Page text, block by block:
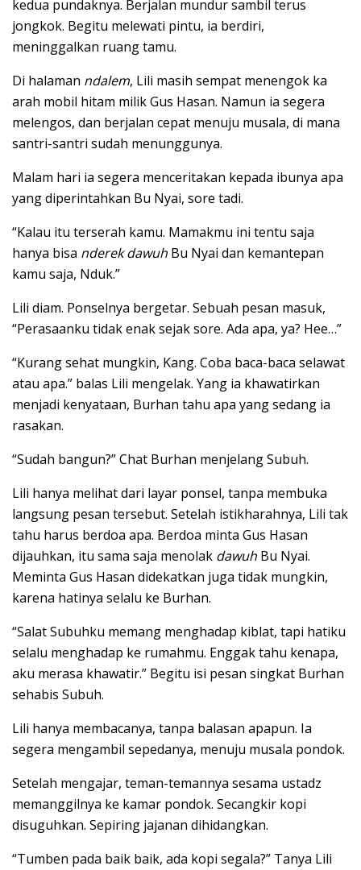
kedua pundaknya. Berjalan mundur sambil terus
jongkok. Begitu melewati pintu, ia berdiri,
meninggalkan ruang tamu.
Di halaman ndalem, Lili masih sempat menengok ka
arah mobil hitam milik Gus Hasan. Namun ia segera
melengos, dan berjalan cepat menuju musala, di mana
santri-santri sudah menunggunya.
Malam hari ia segera menceritakan kepada ibunya apa
yang diperintahkan Bu Nyai, sore tadi.
“Kalau itu terserah kamu. Mamakmu ini tentu saja
hanya bisa nderek dawuh Bu Nyai dan kemantepan
kamu saja, Nduk.”
Lili diam. Ponselnya bergetar. Sebuah pesan masuk,
“Perasaanku tidak enak sejak sore. Ada apa, ya? Hee…”
“Kurang sehat mungkin, Kang. Coba baca-baca selawat
atau apa.” balas Lili mengelak. Yang ia khawatirkan
menjadi kenyataan, Burhan tahu apa yang sedang ia
rasakan.
“Sudah bangun?” Chat Burhan menjelang Subuh.
Lili hanya melihat dari layar ponsel, tanpa membuka
langsung pesan tersebut. Setelah istikharahnya, Lili tak
tahu harus berdoa apa. Berdoa minta Gus Hasan
dijauhkan, itu sama saja menolak dawuh Bu Nyai.
Meminta Gus Hasan didekatkan juga tidak mungkin,
karena hatinya selalu ke Burhan.
“Salat Subuhku memang menghadap kiblat, tapi hatiku
selalu menghadap ke rumahmu. Enggak tahu kenapa,
aku merasa khawatir.” Begitu isi pesan singkat Burhan
sehabis Subuh.
Lili hanya membacanya, tanpa balasan apapun. Ia
segera mengambil sepedanya, menuju musala pondok.
Setelah mengajar, teman-temannya sesama ustadz
memanggilnya ke kamar pondok. Secangkir kopi
disuguhkan. Sepiring jajanan dihidangkan.
“Tumben pada baik baik, ada kopi segala?” Tanya Lili